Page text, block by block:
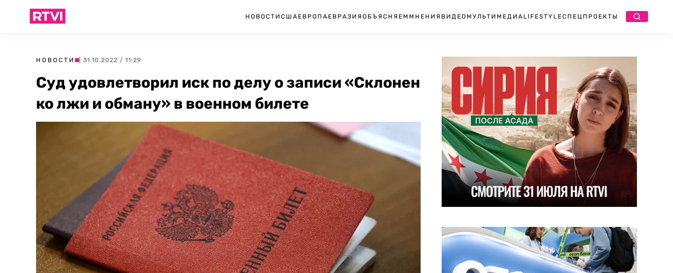
НОВОСТИ США ЕВРОПА ЕВРАЗИЯ ОБЪЯСНЯЕМ МНЕНИЯ ВИДЕО МУЛЬТИМЕДИА LIFESTYLEСПЕЦПРОЕКТЫ
НОВОСТИ | 31.10.2022 / 11:29
Суд удовлетворил иск по делу о записи «Склонен
ко лжи и обману» в военном билете